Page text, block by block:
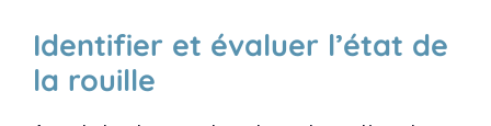
Identifier et évaluer l’état de
la rouille